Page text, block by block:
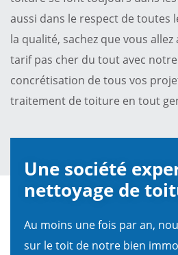
aussi dans le respect de toutes
la qualité, sachez que vous allez
tarif pas cher du tout avec
concrétisation de tous vos
traitement de toiture en tout
Une société
nettoyage de
Au moins une fois par an,
sur le toit de notre bien